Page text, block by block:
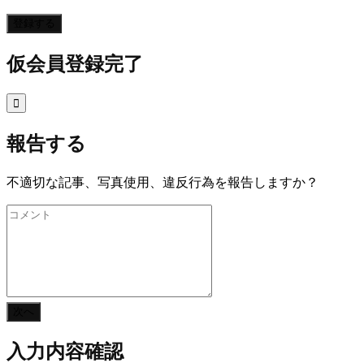
仮会員登録完了

報告する
不適切な記事、写真使用、違反行為を報告しますか？
入力内容確認